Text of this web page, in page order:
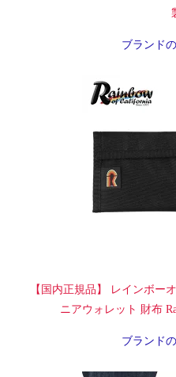
ブランド
【国内正規品】 レインボー
ニアウォレット 財布
ブランド